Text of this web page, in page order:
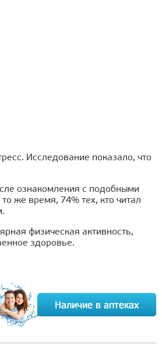
Исследование показало, что
ознакомления с подобными
же время, 74% тех, кто читал
физическая активность,
здоровье.